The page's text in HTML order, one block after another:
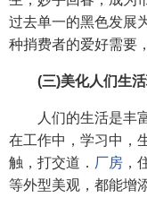
过去单一的黑色发展
种捎费者的爱好需要
(三)美化人们生
人们的生活是丰富
在工作中，学习中，
触，打交道． 厂房 ，
等外型美观，都能增